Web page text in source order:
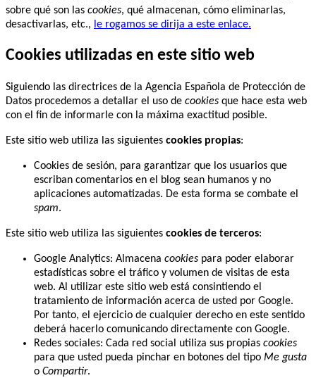
sobre qué son las cookies, qué almacenan, cómo eliminarlas,
desactivarlas, etc., le rogamos se dirija a este enlace.
Cookies utilizadas en este sitio web
Siguiendo las directrices de la Agencia Española de Protección de
Datos procedemos a detallar el uso de cookies que hace esta web
con el fin de informarle con la máxima exactitud posible.
Este sitio web utiliza las siguientes cookies propias:
Cookies de sesión, para garantizar que los usuarios que
escriban comentarios en el blog sean humanos y no
aplicaciones automatizadas. De esta forma se combate el
spam.
Este sitio web utiliza las siguientes cookies de terceros:
Google Analytics: Almacena cookies para poder elaborar
estadísticas sobre el tráfico y volumen de visitas de esta
web. Al utilizar este sitio web está consintiendo el
tratamiento de información acerca de usted por Google.
Por tanto, el ejercicio de cualquier derecho en este sentido
deberá hacerlo comunicando directamente con Google.
Redes sociales: Cada red social utiliza sus propias cookies
para que usted pueda pinchar en botones del tipo Me gusta
o Compartir.